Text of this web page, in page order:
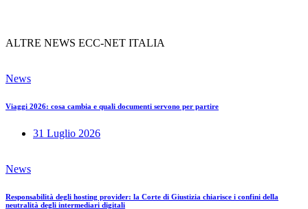
ALTRE NEWS ECC-NET ITALIA
News
Viaggi 2026: cosa cambia e quali documenti servono per partire
31 Luglio 2026
News
Responsabilità degli hosting provider: la Corte di Giustizia chiarisce i confini della
neutralità degli intermediari digitali